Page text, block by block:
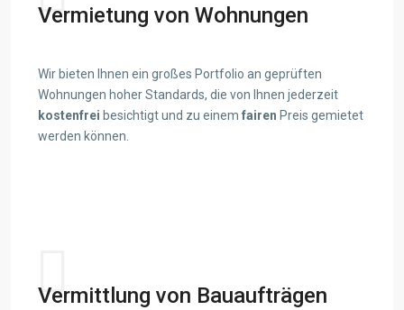
Vermietung von Wohnungen
Wir bieten Ihnen ein großes Portfolio an geprüften
Wohnungen hoher Standards, die von Ihnen jederzeit
kostenfrei besichtigt und zu einem fairen Preis gemietet
werden können.
Vermittlung von Bauaufträgen